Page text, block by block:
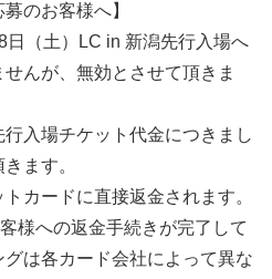
のお客様へ】
日（土）LC in 新潟先行入場へ
んが、無効とさせて頂きま
入場チケット代金につきまし
ます。
カードに直接返金されます。
様への返金手続きが完了して
は各カード会社によって異な